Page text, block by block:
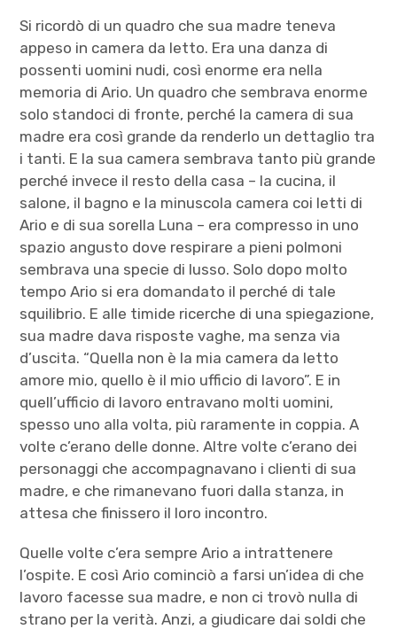
Si ricordò di un quadro che sua madre teneva
appeso in camera da letto. Era una danza di
possenti uomini nudi, così enorme era nella
memoria di Ario. Un quadro che sembrava enorme
solo standoci di fronte, perché la camera di sua
madre era così grande da renderlo un dettaglio tra
i tanti. E la sua camera sembrava tanto più grande
perché invece il resto della casa – la cucina, il
salone, il bagno e la minuscola camera coi letti di
Ario e di sua sorella Luna – era compresso in uno
spazio angusto dove respirare a pieni polmoni
sembrava una specie di lusso. Solo dopo molto
tempo Ario si era domandato il perché di tale
squilibrio. E alle timide ricerche di una spiegazione,
sua madre dava risposte vaghe, ma senza via
d’uscita. “Quella non è la mia camera da letto
amore mio, quello è il mio ufficio di lavoro”. E in
quell’ufficio di lavoro entravano molti uomini,
spesso uno alla volta, più raramente in coppia. A
volte c’erano delle donne. Altre volte c’erano dei
personaggi che accompagnavano i clienti di sua
madre, e che rimanevano fuori dalla stanza, in
attesa che finissero il loro incontro.
Quelle volte c’era sempre Ario a intrattenere
l’ospite. E così Ario cominciò a farsi un’idea di che
lavoro facesse sua madre, e non ci trovò nulla di
strano per la verità. Anzi, a giudicare dai soldi che